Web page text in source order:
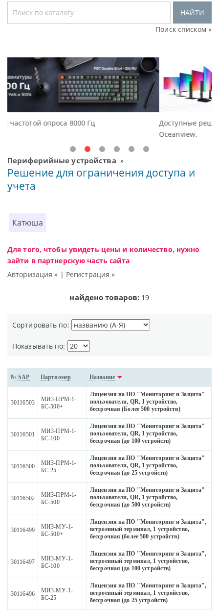
НАЙТИ
Поиск списком »
Доступные решения начального уровня, новые
Периферийные устройства »
Решение для ограничения доступа и
учета
Катюша
Для того, чтобы увидеть цены и количество, нужно
зайти в партнерскую часть сайта
Авторизация » | Регистрация »
найдено товаров: 19
Сортировать по:
Показывать по:
№ SAP Партномер Название
30116503
МИЗ-ПРМ-1-
БС-500+
Лицензия на ПО "Мониторинг и Защита"
пользователи, QR, 1 устройство,
бессрочная (Более 500 устройств)
30116501
МИЗ-ПРМ-1-
БС-100
Лицензия на ПО "Мониторинг и Защита"
пользователи, QR, 1 устройство,
бессрочная (до 100 устройств)
30116500
МИЗ-ПРМ-1-
БС-25
Лицензия на ПО "Мониторинг и Защита"
пользователи, QR, 1 устройство,
бессрочная (до 25 устройств)
30116502
МИЗ-ПРМ-1-
БС-500
Лицензия на ПО "Мониторинг и Защита"
пользователи, QR, 1 устройство,
бессрочная (до 500 устройств)
30116499
МИЗ-МУ-1-
БС-500+
Лицензия на ПО "Мониторинг и Защита",
встроенный терминал, 1 устройство,
бессрочная (более 500 устройств)
30116497
МИЗ-МУ-1-
БС-100
Лицензия на ПО "Мониторинг и Защита",
встроенный терминал, 1 устройство,
бессрочная (до 100 устройств)
30116496
МИЗ-МУ-1-
БС-25
Лицензия на ПО "Мониторинг и Защита",
встроенный терминал, 1 устройство,
бессрочная (до 25 устройств)